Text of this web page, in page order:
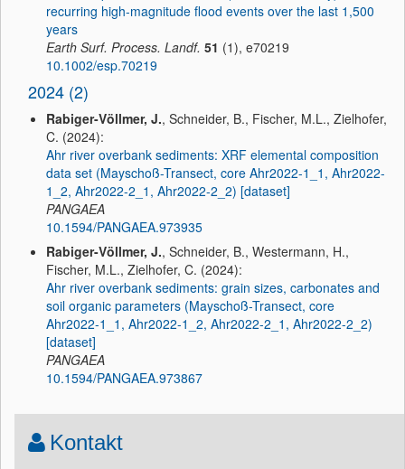
recurring high-magnitude flood events over the last 1,500
years
Earth Surf. Process. Landf. 51 (1), e70219
10.1002/esp.70219
2024 (2)
Rabiger-Völlmer, J., Schneider, B., Fischer, M.L., Zielhofer,
C. (2024):
Ahr river overbank sediments: XRF elemental composition
data set (Mayschoß-Transect, core Ahr2022-1_1, Ahr2022-
1_2, Ahr2022-2_1, Ahr2022-2_2) [dataset]
PANGAEA
10.1594/PANGAEA.973935
Rabiger-Völlmer, J., Schneider, B., Westermann, H.,
Fischer, M.L., Zielhofer, C. (2024):
Ahr river overbank sediments: grain sizes, carbonates and
soil organic parameters (Mayschoß-Transect, core
Ahr2022-1_1, Ahr2022-1_2, Ahr2022-2_1, Ahr2022-2_2)
[dataset]
PANGAEA
10.1594/PANGAEA.973867
Kontakt